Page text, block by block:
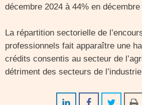
décembre 2024 à 44% en décembre
La répartition sectorielle de
professionnels fait apparaître une
crédits consentis au secteur de
détriment des secteurs de